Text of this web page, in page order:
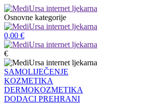
Osnovne kategorije
0,00 €
€
SAMOLIJEČENJE
KOZMETIKA
DERMOKOZMETIKA
DODACI PREHRANI